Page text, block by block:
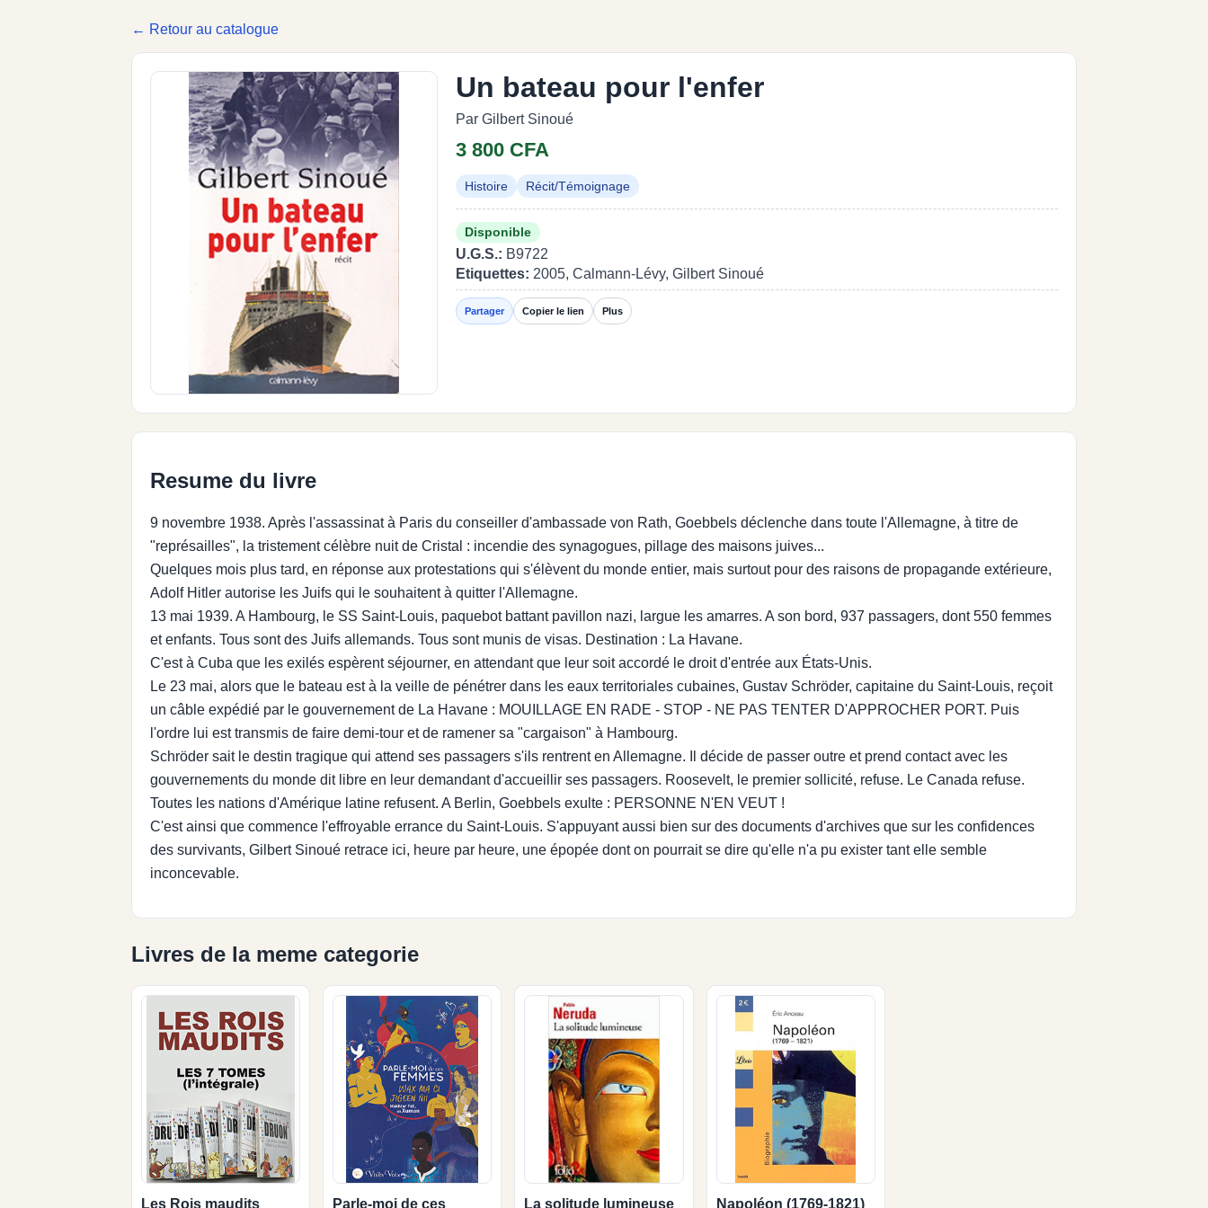
← Retour au catalogue
Un bateau pour l'enfer
Par Gilbert Sinoué
3 800 CFA
Histoire Récit/Témoignage
Disponible
U.G.S.: B9722
Etiquettes: 2005, Calmann-Lévy, Gilbert Sinoué
Partager Copier le lien Plus
Resume du livre
9 novembre 1938. Après l'assassinat à Paris du conseiller d'ambassade von Rath, Goebbels déclenche dans toute l'Allemagne, à titre de
"représailles", la tristement célèbre nuit de Cristal : incendie des synagogues, pillage des maisons juives...
Quelques mois plus tard, en réponse aux protestations qui s'élèvent du monde entier, mais surtout pour des raisons de propagande extérieure,
Adolf Hitler autorise les Juifs qui le souhaitent à quitter l'Allemagne.
13 mai 1939. A Hambourg, le SS Saint-Louis, paquebot battant pavillon nazi, largue les amarres. A son bord, 937 passagers, dont 550 femmes
et enfants. Tous sont des Juifs allemands. Tous sont munis de visas. Destination : La Havane.
C'est à Cuba que les exilés espèrent séjourner, en attendant que leur soit accordé le droit d'entrée aux États-Unis.
Le 23 mai, alors que le bateau est à la veille de pénétrer dans les eaux territoriales cubaines, Gustav Schröder, capitaine du Saint-Louis, reçoit
un câble expédié par le gouvernement de La Havane : MOUILLAGE EN RADE - STOP - NE PAS TENTER D'APPROCHER PORT. Puis
l'ordre lui est transmis de faire demi-tour et de ramener sa "cargaison" à Hambourg.
Schröder sait le destin tragique qui attend ses passagers s'ils rentrent en Allemagne. Il décide de passer outre et prend contact avec les
gouvernements du monde dit libre en leur demandant d'accueillir ses passagers. Roosevelt, le premier sollicité, refuse. Le Canada refuse.
Toutes les nations d'Amérique latine refusent. A Berlin, Goebbels exulte : PERSONNE N'EN VEUT !
C'est ainsi que commence l'effroyable errance du Saint-Louis. S'appuyant aussi bien sur des documents d'archives que sur les confidences
des survivants, Gilbert Sinoué retrace ici, heure par heure, une épopée dont on pourrait se dire qu'elle n'a pu exister tant elle semble
inconcevable.
Livres de la meme categorie
Les Rois maudits Parle-moi de ces La solitude lumineuse Napoléon (1769-1821)